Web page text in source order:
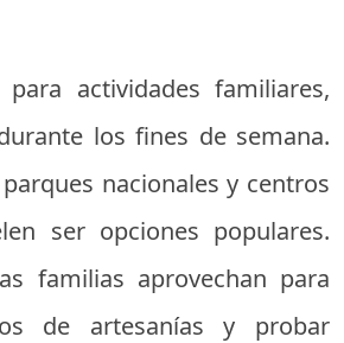
actividades familiares,
los fines de semana.
nacionales y centros
ser opciones populares.
familias aprovechan para
de artesanías y probar